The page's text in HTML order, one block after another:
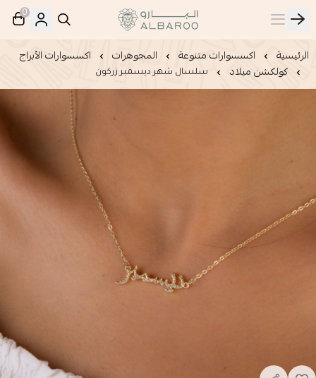
البارو | Albaroo
0
الرئيسية اكسسوارات متنوعة المجوهرات
اكسسوارات الأبراج
كولكشن ميلاد
سلسال شهر ديسمبر زركون